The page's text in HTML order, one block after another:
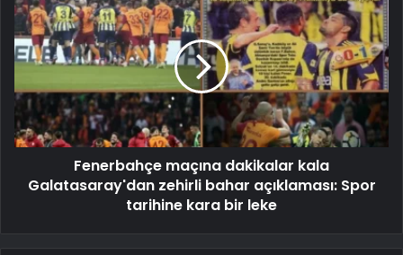
Fenerbahçe maçına dakikalar kala
Galatasaray'dan zehirli bahar açıklaması: Spor
tarihine kara bir leke